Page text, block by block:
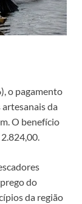
o pagamento
da
O benefício
do
da região